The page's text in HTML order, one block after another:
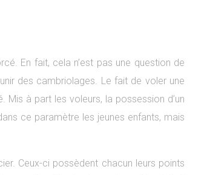
En fait, cela n’est pas une question de
des cambriolages. Le fait de voler une
à part les voleurs, la possession d’un
ce paramètre les jeunes enfants, mais
Ceux-ci possèdent chacun leurs points